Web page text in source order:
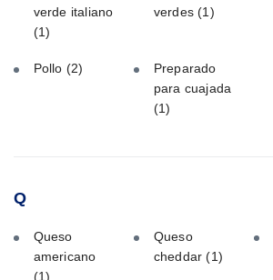
verde italiano
(1)
verdes(1)
Pollo (2)
Preparado
para cuajada
(1)
Q
Queso
americano
(1)
Queso
cheddar(1)